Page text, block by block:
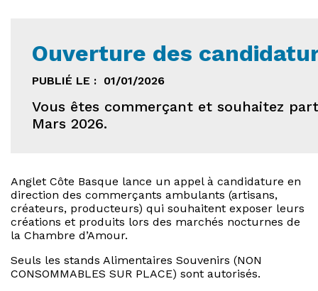
Ouverture des
PUBLIÉ LE : 01/01/2026
Vous êtes commerçant et souhaitez
Mars 2026.
Anglet Côte Basque lance un appel à candidature en
direction des commerçants ambulants (artisans,
créateurs, producteurs) qui souhaitent exposer leurs
créations et produits lors des marchés nocturnes de
la Chambre d’Amour.
Seuls les stands Alimentaires Souvenirs (NON
CONSOMMABLES SUR PLACE) sont autorisés.